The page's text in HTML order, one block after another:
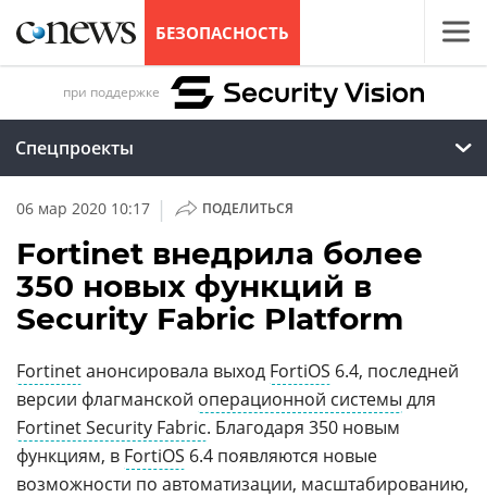
БЕЗОПАСНОСТЬ
при поддержке
Спецпроекты
06 мар 2020 10:17 | ПОДЕЛИТЬСЯ
Fortinet внедрила более
350 новых функций в
Security Fabric Platform
Fortinetанонсировала выход FortiOS 6.4, последней
версии флагманской операционной системы для
Fortinet Security Fabric. Благодаря 350 новым
функциям, в FortiOS 6.4 появляются новые
возможности по автоматизации, масштабированию,